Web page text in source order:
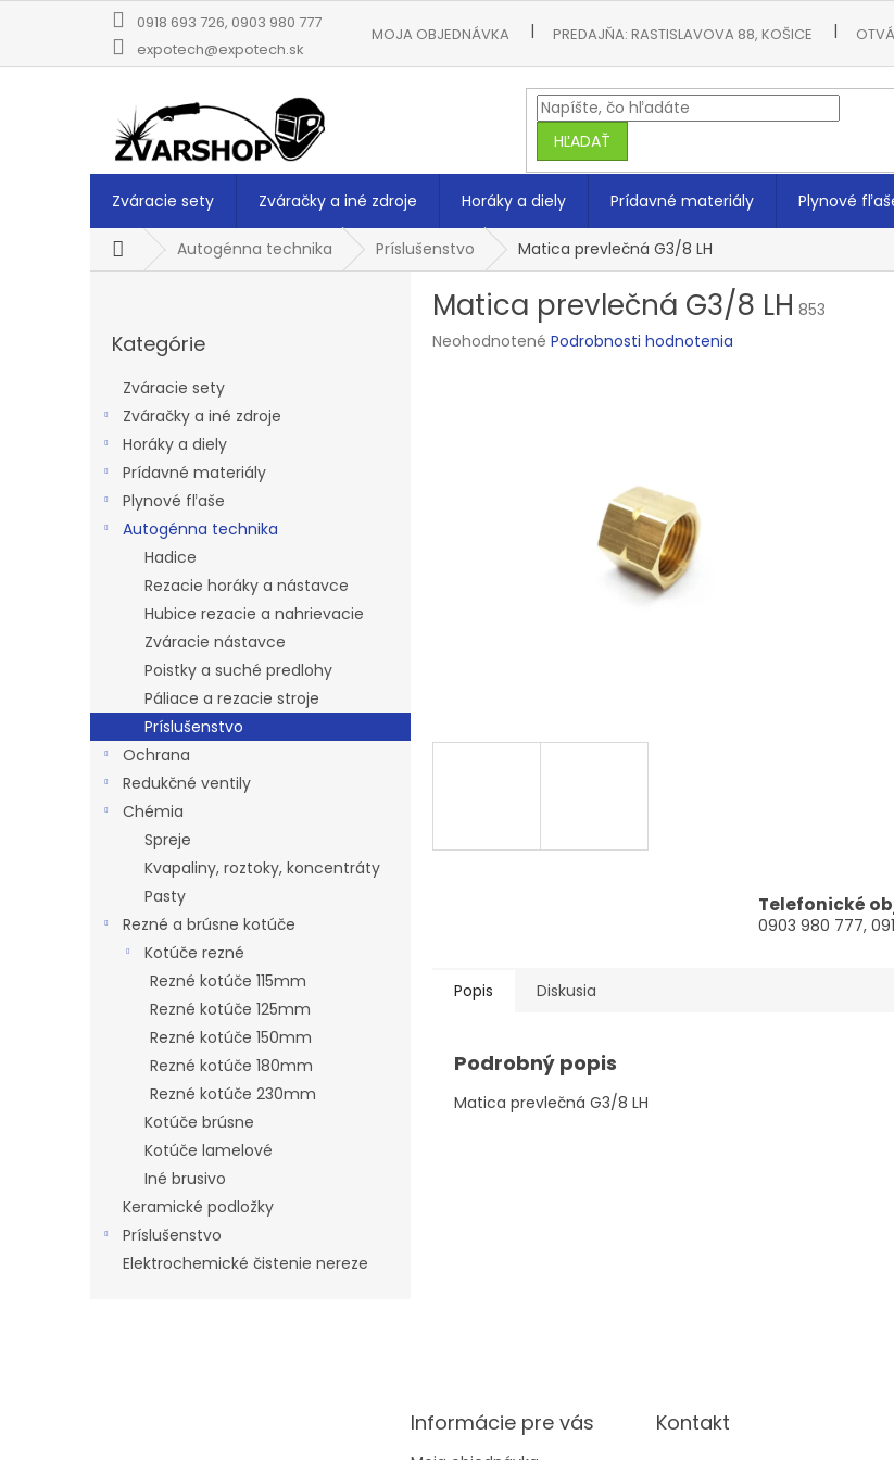
0918 693 726, 0903 980 777
expotech@expotech.sk
MOJA OBJEDNÁVKA PREDAJŇA: RASTISLAVOVA 88, KOŠICE
HĽADAŤ
Zváracie sety Zváračky a iné zdroje Horáky a diely Prídavné materiály Plynové
DomovAutogénna technika Príslušenstvo Matica prevlečná G3/8 LH
kategórie
Kategórie
Zváracie sety
Zváračky a iné zdroje
Horáky a diely
Prídavné materiály
Plynové fľaše
Autogénna technika
Hadice
Rezacie horáky a nástavce
Hubice rezacie a nahrievacie
Zváracie nástavce
Poistky a suché predlohy
Páliace a rezacie stroje
Príslušenstvo
Ochrana
Redukčné ventily
Chémia
Spreje
Kvapaliny, roztoky, koncentráty
Pasty
Rezné a brúsne kotúče
Kotúče rezné
Rezné kotúče 115mm
Rezné kotúče 125mm
Rezné kotúče 150mm
Rezné kotúče 180mm
Rezné kotúče 230mm
Kotúče brúsne
Kotúče lamelové
Iné brusivo
Keramické podložky
Príslušenstvo
Elektrochemické čistenie nereze
Matica prevlečná G3/8 LH 853
Priemerné
Neohodnotené Podrobnosti hodnotenia
Telefonické
0903 980 777,
Popis Diskusia
Podrobný popis
Matica prevlečná G3/8 LH
Informácie pre vás Kontakt